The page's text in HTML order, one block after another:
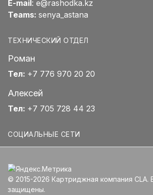
E-mail: e@rashodka.kz
Teams: senya_astana
ТЕХНИЧЕСКИЙ ОТДЕЛ
Роман
Тел: +7 776 970 20 20
Алексей
Тел: +7 705 728 44 23
СОЦИАЛЬНЫЕ СЕТИ
© 2015-2026 Картриджная компания CLA.
защищены.